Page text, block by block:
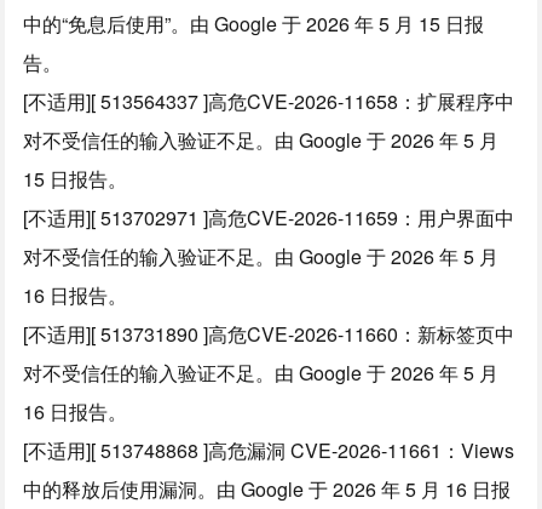
中的“免息后使用”。由 Google 于 2026 年 5 月 15 日报
告。
[不适用][ 513564337 ]高危CVE-2026-11658：扩展程序中
对不受信任的输入验证不足。由 Google 于 2026 年 5 月
15 日报告。
[不适用][ 513702971 ]高危CVE-2026-11659：用户界面中
对不受信任的输入验证不足。由 Google 于 2026 年 5 月
16 日报告。
[不适用][ 513731890 ]高危CVE-2026-11660：新标签页中
对不受信任的输入验证不足。由 Google 于 2026 年 5 月
16 日报告。
[不适用][ 513748868 ]高危漏洞 CVE-2026-11661：Views
中的释放后使用漏洞。由 Google 于 2026 年 5 月 16 日报